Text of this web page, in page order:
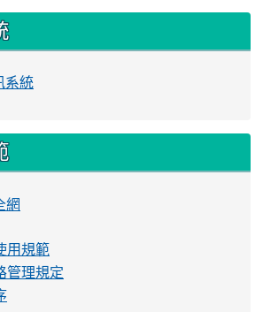
系統
網
用規範
管理規定